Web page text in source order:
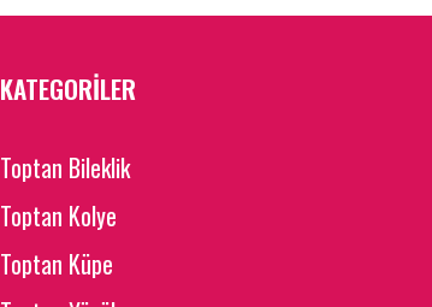
KATEGORİLER
Toptan Bileklik
Toptan Kolye
Toptan Küpe